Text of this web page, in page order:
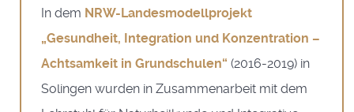
In dem NRW-Landesmodellprojekt
„Gesundheit, Integration und Konzentration –
Achtsamkeit in Grundschulen“ (2016-2019) in
Solingen wurden in Zusammenarbeit mit dem